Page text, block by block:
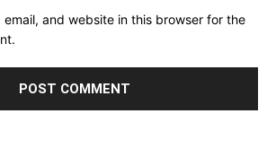
email, and website in this browser for the